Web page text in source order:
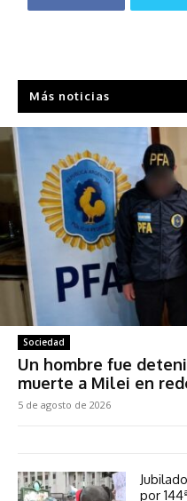
Más noticias
Sociedad
Un hombre fue
muerte a Milei en
5 de agosto de 2026
por